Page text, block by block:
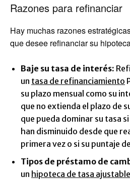
Razones para refinanciar
Hay muchas razones
que desee refinanciar su
Baje su tasa de interés:
un tasa de refinanciamiento
su plazo mensual como su
que no extienda el plazo de
que pueda dominar su tasa
han disminuido desde que
primera vez o si su puntaje
Tipos de préstamo de
un hipoteca de tasa ajustable